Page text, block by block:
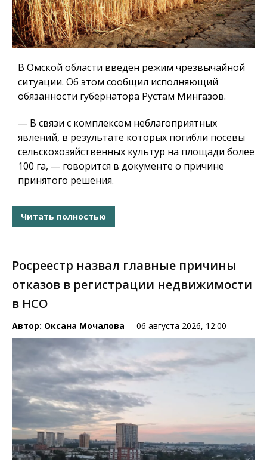
В Омской области введён режим чрезвычайной
ситуации. Об этом сообщил исполняющий
обязанности губернатора Рустам Мингазов.
— В связи с комплексом неблагоприятных
явлений, в результате которых погибли посевы
сельскохозяйственных культур на площади более
100 га, — говорится в документе о причине
принятого решения.
Читать полностью
Росреестр назвал главные причины
отказов в регистрации недвижимости
в НСО
Автор: Оксана Мочалова 06 августа 2026, 12:00